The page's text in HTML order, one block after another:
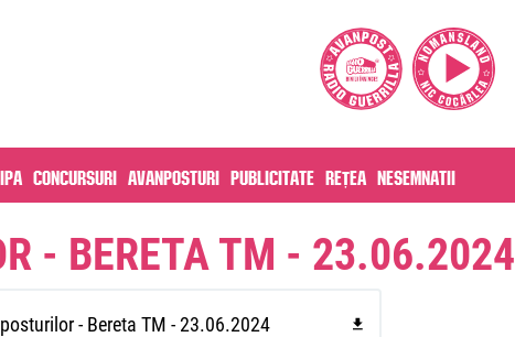
Concursuri Avanposturi Publicitate Rețea Nesemnatii
- BERETA TM - 23.06.2024
- Bereta TM - 23.06.2024